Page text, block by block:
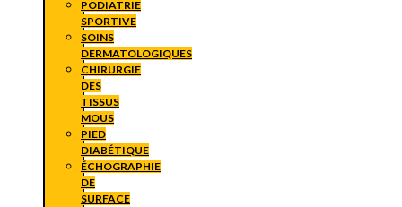
PODIATRIE
SPORTIVE
SOINS
DERMATOLOGIQUES
CHIRURGIE
DES
TISSUS
MOUS
PIED
DIABÉTIQUE
ÉCHOGRAPHIE
DE
SURFACE